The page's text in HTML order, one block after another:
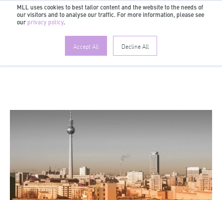
MLL uses cookies to best tailor content and the website to the needs of
our visitors and to analyse our traffic. For more information, please see
our privacy policy.
Accept All Decline All
FR